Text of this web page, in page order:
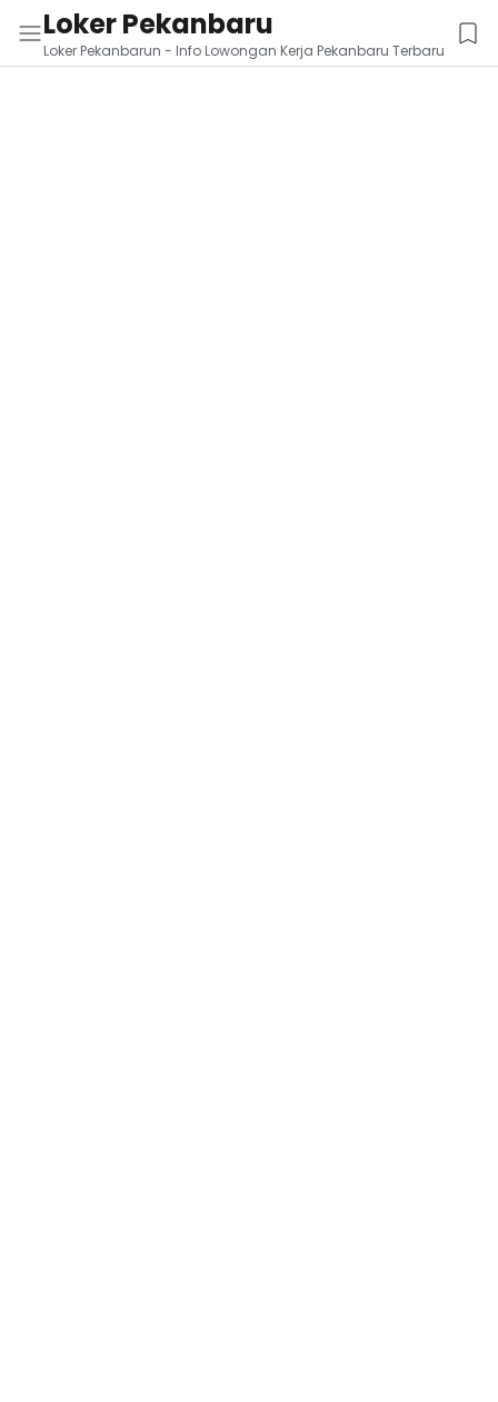
Loker Pekanbaru
Loker Pekanbarun - Info Lowongan Kerja Pekanbaru Terbaru